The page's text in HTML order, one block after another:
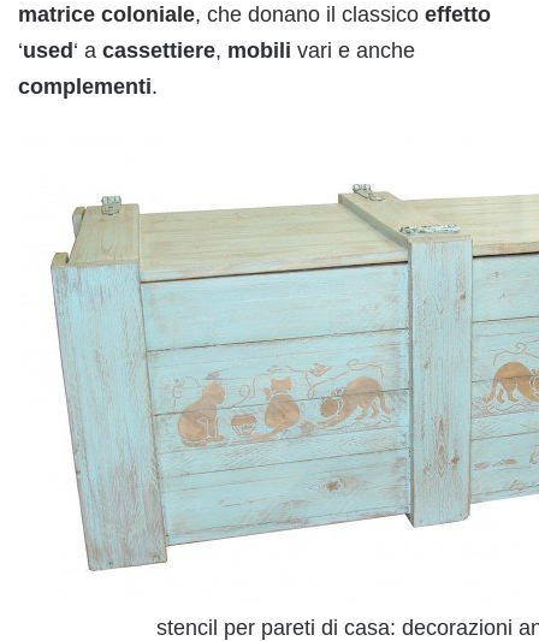
matrice coloniale, che donano il classico effetto
‘used‘ a cassettiere, mobili vari e anche
complementi.
stencil per pareti di casa: decorazioni